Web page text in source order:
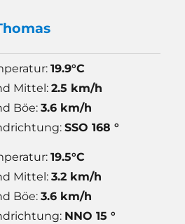
19.9°C
Mittel:2.5 km/h
Böe:3.6 km/h
SSO 168 °
19.5°C
Mittel:3.2 km/h
Böe:3.6 km/h
NNO 15 °